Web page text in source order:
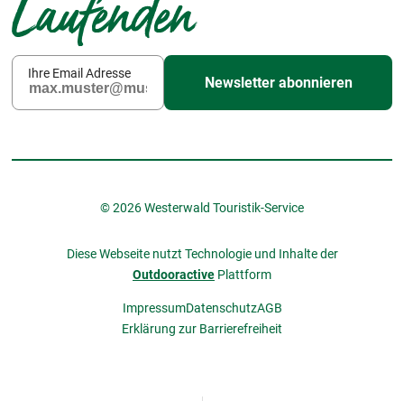
Ihre Email Adresse
Newsletter abonnieren
© 2026 Westerwald Touristik-Service
Diese Webseite nutzt Technologie und Inhalte der
Outdooractive Plattform
ImpressumDatenschutzAGB
Erklärung zur Barrierefreiheit